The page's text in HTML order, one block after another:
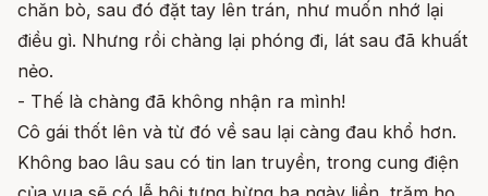
chăn bò, sau đó đặt tay lên trán, như muốn nhớ lại
điều gì. Nhưng rồi chàng lại phóng đi, lát sau đã khuất
nẻo.
- Thế là chàng đã không nhận ra mình!
Cô gái thốt lên và từ đó về sau lại càng đau khổ hơn.
Không bao lâu sau có tin lan truyền, trong cung điện